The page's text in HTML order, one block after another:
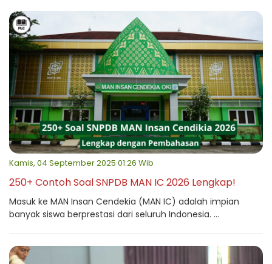
Kamis, 04 September 2025 01:26 Wib
250+ Contoh Soal SNPDB MAN IC 2026 Lengkap!
Masuk ke MAN Insan Cendekia (MAN IC) adalah impian
banyak siswa berprestasi dari seluruh Indonesia. ...